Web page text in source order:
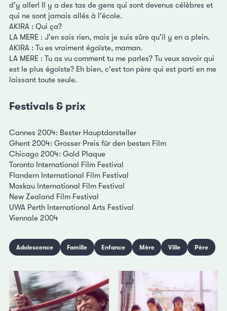
d'y aller! Il y a des tas de gens qui sont devenus célèbres et
qui ne sont jamais allés à l'école.
AKIRA : Qui ça?
LA MERE : J'en sais rien, mais je suis sûre qu'il y en a plein.
AKIRA : Tu es vraiment égoïste, maman.
LA MERE : Tu as vu comment tu me parles? Tu veux savoir qui
est le plus égoïste? Eh bien, c'est ton père qui est parti en me
laissant toute seule.
Festivals & prix
Cannes 2004: Bester Hauptdarsteller
Ghent 2004: Grosser Preis für den besten Film
Chicago 2004: Gold Plaque
Toronto International Film Festival
Flandern International Film Festival
Moskau International Film Festival
New Zealand Film Festival
UWA Perth International Arts Festival
Viennale 2004
Adolescence Famille Enfance Mère Ville Père